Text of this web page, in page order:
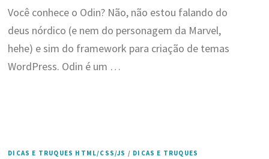
Você conhece o Odin? Não, não estou falando do
deus nórdico (e nem do personagem da Marvel,
hehe) e sim do framework para criação de temas
WordPress. Odin é um …
DICAS E TRUQUES HTML/CSS/JS / DICAS E TRUQUES